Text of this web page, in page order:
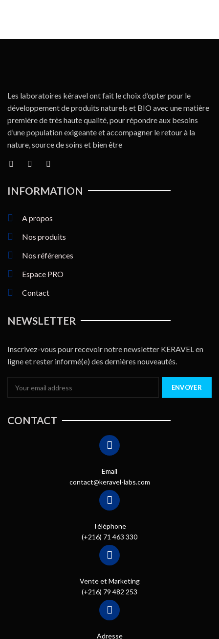
Les laboratoires kéravel ont fait le choix d’opter pour le
développement de produits naturels et BIO avec une matière
première de très haute qualité, pour répondre aux besoins
d’une population exigeante et accompagner le retour à la
nature, source de soins et bien être
INFORMATION
A propos
Nos produits
Nos références
Espace PRO
Contact
NEWSLETTER
Inscrivez-vous pour recevoir notre newsletter KERAVEL en
ligne et rester informé(e​) des dernières nouveautés.
CONTACT
Email
contact@keravel-labs.com
Téléphone
(+216) 71 463 330
Vente et Marketing
(+216) 79 482 253
Adresse